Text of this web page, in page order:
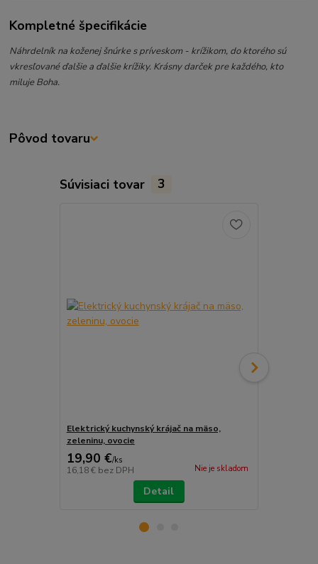
Kompletné špecifikácie
Náhrdelník na koženej šnúrke s príveskom - krížikom, do ktorého sú
vkresľované ďalšie a ďalšie krížiky. Krásny darček pre každého, kto
miluje Boha.
Pôvod tovaru
Súvisiaci tovar 3
Elektrický kuchynský krájač na mäso,
zeleninu, ovocie
19,90 €/ks
16,18 € bez DPH Nie je skladom
Detail